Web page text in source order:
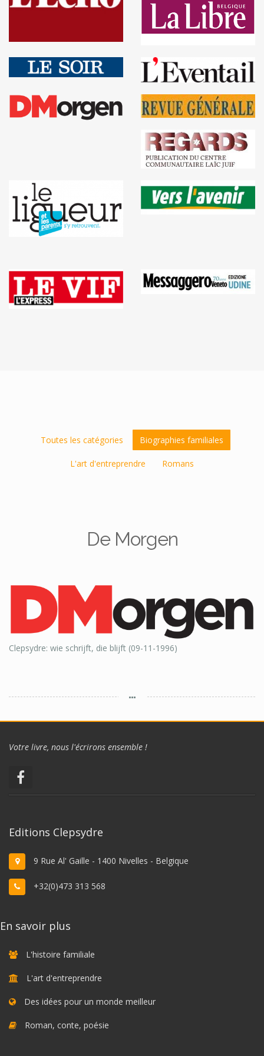
Toutes les catégories Biographies familiales
L'art d'entreprendre Romans
De Morgen
Clepsydre: wie schrijft, die blijft (09-11-1996)
Votre livre, nous l'écrirons ensemble !
Editions Clepsydre
9 Rue Al' Gaille - 1400 Nivelles - Belgique
+32(0)473 313 568
En savoir plus
L'histoire familiale
L'art d'entreprendre
Des idées pour un monde meilleur
Roman, conte, poésie